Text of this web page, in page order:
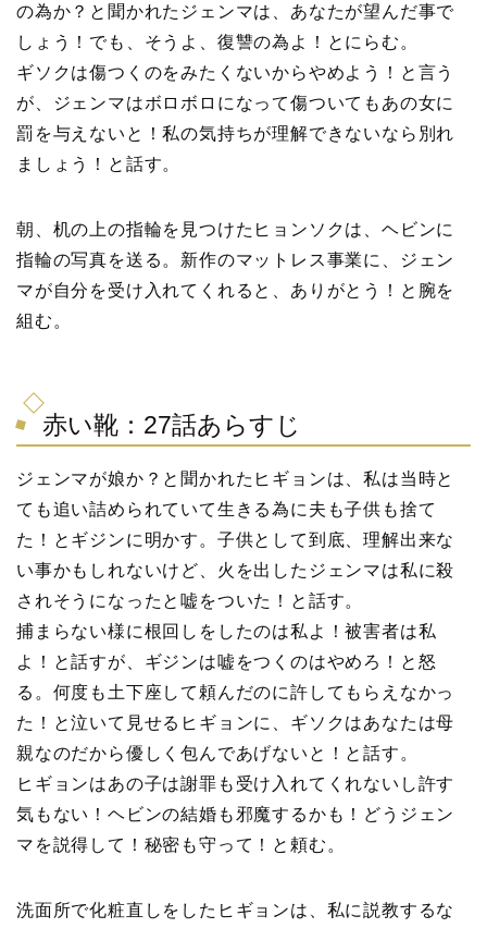
の為か？と聞かれたジェンマは、あなたが望んだ事で
しょう！でも、そうよ、復讐の為よ！とにらむ。
ギソクは傷つくのをみたくないからやめよう！と言う
が、ジェンマはボロボロになって傷ついてもあの女に
罰を与えないと！私の気持ちが理解できないなら別れ
ましょう！と話す。
朝、机の上の指輪を見つけたヒョンソクは、ヘビンに
指輪の写真を送る。新作のマットレス事業に、ジェン
マが自分を受け入れてくれると、ありがとう！と腕を
組む。
赤い靴：27話あらすじ
ジェンマが娘か？と聞かれたヒギョンは、私は当時と
ても追い詰められていて生きる為に夫も子供も捨て
た！とギジンに明かす。子供として到底、理解出来な
い事かもしれないけど、火を出したジェンマは私に殺
されそうになったと嘘をついた！と話す。
捕まらない様に根回しをしたのは私よ！被害者は私
よ！と話すが、ギジンは嘘をつくのはやめろ！と怒
る。何度も土下座して頼んだのに許してもらえなかっ
た！と泣いて見せるヒギョンに、ギソクはあなたは母
親なのだから優しく包んであげないと！と話す。
ヒギョンはあの子は謝罪も受け入れてくれないし許す
気もない！ヘビンの結婚も邪魔するかも！どうジェン
マを説得して！秘密も守って！と頼む。
洗面所で化粧直しをしたヒギョンは、私に説教するな